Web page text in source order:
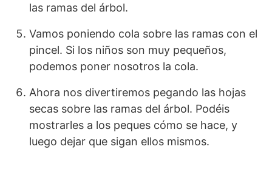
las ramas del árbol.
Vamos poniendo cola sobre las ramas con el
pincel. Si los niños son muy pequeños,
podemos poner nosotros la cola.
Ahora nos divertiremos pegando las hojas
secas sobre las ramas del árbol. Podéis
mostrarles a los peques cómo se hace, y
luego dejar que sigan ellos mismos.